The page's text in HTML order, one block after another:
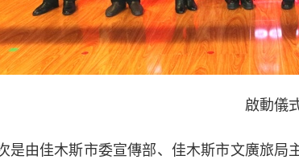
啟動儀
由佳木斯市委宣傳部、佳木斯市文廣旅局主